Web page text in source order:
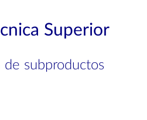
Superior
de subproductos